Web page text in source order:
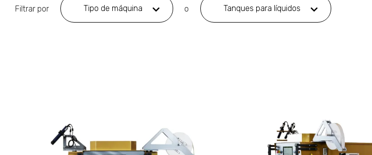
Filtrar por Tipo de máquina o Tanques para líquidos